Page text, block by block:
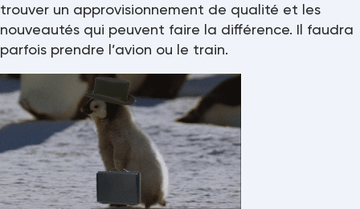
trouver un approvisionnement de qualité et les
nouveautés qui peuvent faire la différence. Il faudra
parfois prendre l’avion ou le train.